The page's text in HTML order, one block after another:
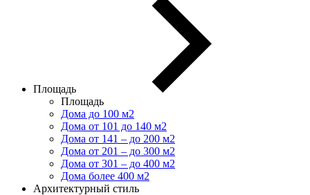
Площадь
Площадь
Дома до 100 м2
Дома от 101 до 140 м2
Дома от 141 – до 200 м2
Дома от 201 – до 300 м2
Дома от 301 – до 400 м2
Дома более 400 м2
Архитектурный стиль